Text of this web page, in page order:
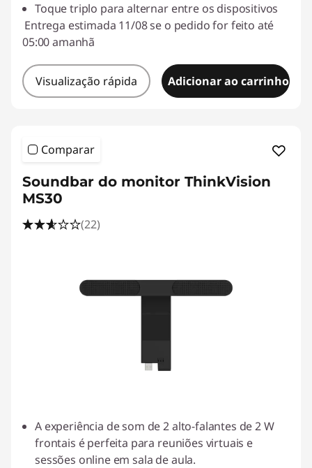
Toque triplo para alternar entre os dispositivos
Entrega estimada 11/08 se o pedido for feito até
05:00 amanhã
Visualização rápida Adicionar ao carrinho
Comparar
Soundbar do monitor ThinkVision
MS30
(22)
A experiência de som de 2 alto-falantes de 2 W
frontais é perfeita para reuniões virtuais e
sessões online em sala de aula.